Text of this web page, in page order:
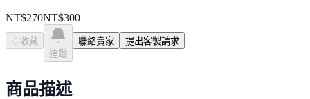
NT$270NT$300
♡ 收藏
追蹤
聯絡賣家 提出客製請求
商品描述